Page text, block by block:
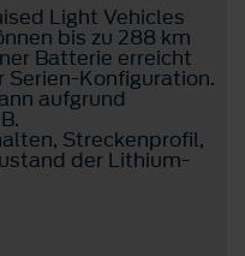
Light Vehicles
bis zu 288 km
Batterie erreicht
Serien-Konfiguration.
aufgrund
Streckenprofil,
der Lithium-